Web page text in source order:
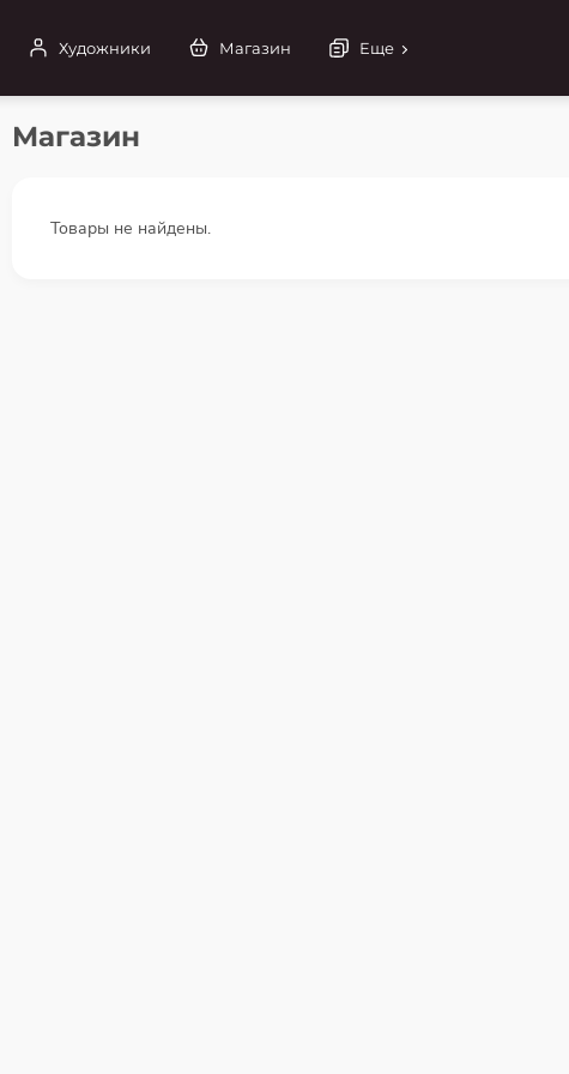
Художники Магазин Еще
Магазин
Товары не найдены.